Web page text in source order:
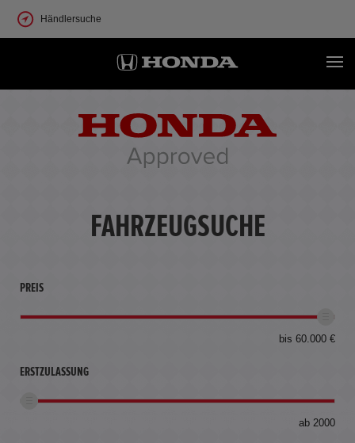
Händlersuche
FAHRZEUGSUCHE
PREIS
bis 60.000 €
ERSTZULASSUNG
ab 2000